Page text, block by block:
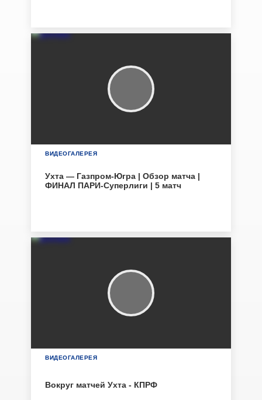
ВИДЕОГАЛЕРЕЯ
Ухта — Газпром-Югра | Обзор матча |
ФИНАЛ ПАРИ-Суперлиги | 5 матч
ВИДЕОГАЛЕРЕЯ
Вокруг матчей Ухта - КПРФ